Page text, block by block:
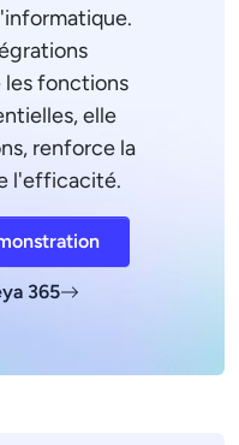
fonctions
elle
renforce la
l'efficacité.
365